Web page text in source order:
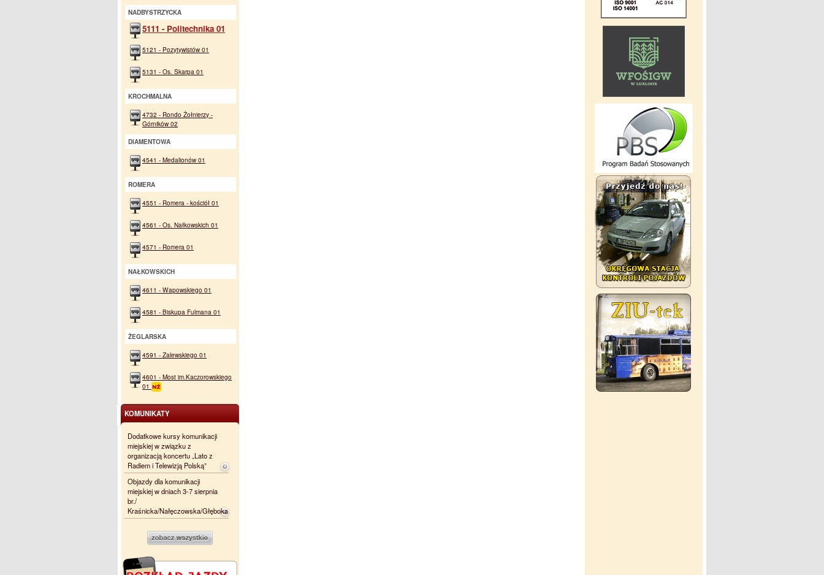
NADBYSTRZYCKA
5111 - Politechnika 01
5121 - Pozytywistów 01
5131 - Os. Skarpa 01
KROCHMALNA
4732 - Rondo Żołnierzy -
Górników 02
DIAMENTOWA
4541 - Medalionów 01
ROMERA
4551 - Romera - kościół 01
4561 - Os. Nałkowskich 01
4571 - Romera 01
NAŁKOWSKICH
4611 - Wapowskiego 01
4581 - Biskupa Fulmana 01
ŻEGLARSKA
4591 - Zalewskiego 01
4601 - Most im.Kaczorowskiego
01
KOMUNIKATY
Dodatkowe kursy komunikacji
miejskiej w związku z
organizacją koncertu „Lato z
Radiem i Telewizją Polską”
Objazdy dla komunikacji
miejskiej w dniach 3-7 sierpnia
br./
Kraśnicka/Nałęczowska/Głęboka